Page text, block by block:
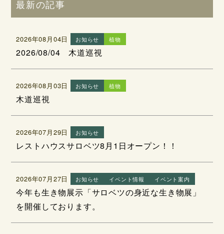
最新の記事
2026年08月04日 お知らせ 植物
2026/08/04 木道巡視
2026年08月03日 お知らせ 植物
木道巡視
2026年07月29日 お知らせ
レストハウスサロベツ8月1日オープン！！
2026年07月27日 お知らせ イベント情報 イベント案内
今年も生き物展示「サロベツの身近な生き物展」
を開催しております。